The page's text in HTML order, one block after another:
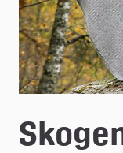
m
u
n